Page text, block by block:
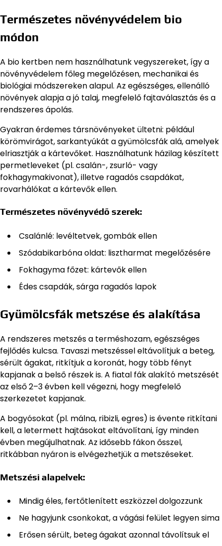
Természetes növényvédelem bio
módon
A bio kertben nem használhatunk vegyszereket, így a
növényvédelem főleg megelőzésen, mechanikai és
biológiai módszereken alapul. Az egészséges, ellenálló
növények alapja a jó talaj, megfelelő fajtaválasztás és a
rendszeres ápolás.
Gyakran érdemes társnövényeket ültetni: például
körömvirágot, sarkantyúkát a gyümölcsfák alá, amelyek
elriasztják a kártevőket. Használhatunk házilag készített
permetleveket (pl. csalán-, zsurló- vagy
fokhagymakivonat), illetve ragadós csapdákat,
rovarhálókat a kártevők ellen.
Természetes növényvédő szerek:
Csalánlé: levéltetvek, gombák ellen
Szódabikarbóna oldat: lisztharmat megelőzésére
Fokhagyma főzet: kártevők ellen
Édes csapdák, sárga ragadós lapok
Gyümölcsfák metszése és alakítása
A rendszeres metszés a terméshozam, egészséges
fejlődés kulcsa. Tavaszi metszéssel eltávolítjuk a beteg,
sérült ágakat, ritkítjuk a koronát, hogy több fényt
kapjanak a belső részek is. A fiatal fák alakító metszését
az első 2–3 évben kell végezni, hogy megfelelő
szerkezetet kapjanak.
A bogyósokat (pl. málna, ribizli, egres) is évente ritkítani
kell, a letermett hajtásokat eltávolítani, így minden
évben megújulhatnak. Az idősebb fákon ősszel,
ritkábban nyáron is elvégezhetjük a metszéseket.
Metszési alapelvek:
Mindig éles, fertőtlenített eszközzel dolgozzunk
Ne hagyjunk csonkokat, a vágási felület legyen sima
Erősen sérült, beteg ágakat azonnal távolítsuk el